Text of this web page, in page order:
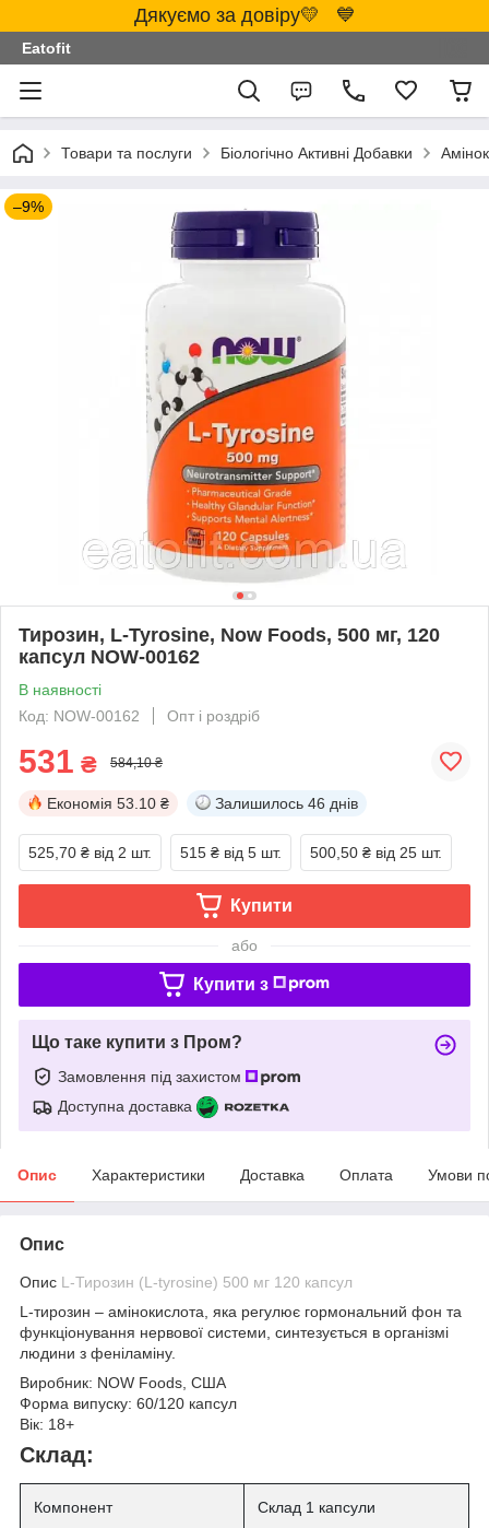
Дякуємо за довіру💛 💙
Eatofit
Товари та послуги Біологічно Активні Добавки
–9%
Тирозин, L-Tyrosine, Now Foods, 500 мг, 120
капсул NOW-00162
В наявності
Код: NOW-00162
Опт і роздріб
531 ₴ 584,10 ₴
Економія 53.10 ₴ Залишилось 46 днів
525,70 ₴ від 2 шт. 515 ₴ від 5 шт. 500,50 ₴ від 25 шт.
Купити
або
Купити з
Що таке купити з Пром?
Замовлення під захистом
Доступна доставка
Опис Характеристики Доставка Оплата Умови
Опис
Опис L-Тирозин (L-tyrosine) 500 мг 120 капсул
L-тирозин – амінокислота, яка регулює гормональний фон та
функціонування нервової системи, синтезується в організмі
людини з феніламіну.
Виробник: NOW Foods, США
Форма випуску: 60/120 капсул
Вік: 18+
Склад:
Компонент Склад 1 капсули